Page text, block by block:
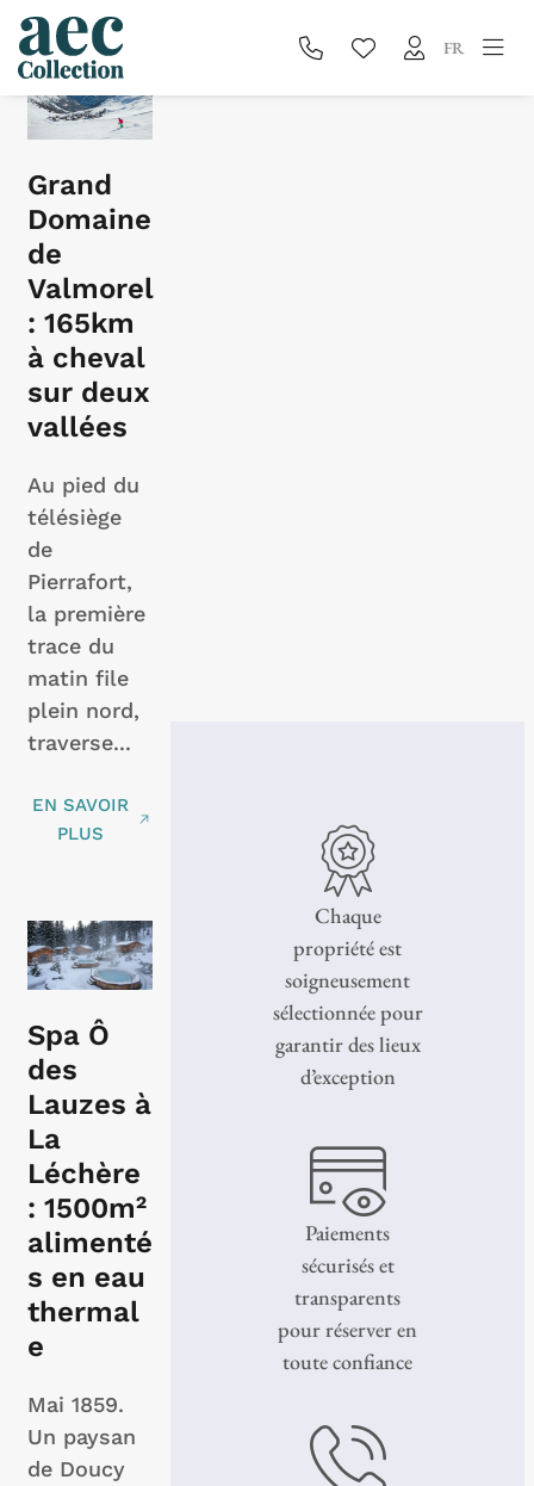
FR
Blog
Grand
Domaine
de
Valmorel
: 165km
à cheval
sur deux
vallées
Au pied du
télésiège
de
Pierrafort,
la première
trace du
matin file
plein nord,
traverse...
EN SAVOIR
PLUS
Spa Ô
des
Lauzes à
La
Léchère
: 1500m²
alimenté
s en eau
thermal
e
Mai 1859.
Un paysan
de Doucy
Chaque
propriété est
soigneusement
sélectionnée pour
garantir des lieux
d’exception
Paiements
sécurisés et
transparents
pour réserver en
toute confiance